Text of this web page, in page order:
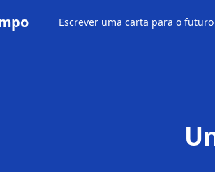
Escrever uma carta para o futuro